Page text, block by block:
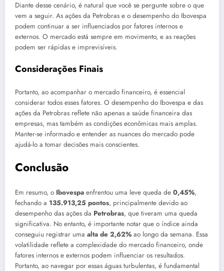
Diante desse cenário, é natural que você se pergunte sobre o que
vem a seguir. As ações da Petrobras e o desempenho do Ibovespa
podem continuar a ser influenciados por fatores internos e
externos. O mercado está sempre em movimento, e as reações
podem ser rápidas e imprevisíveis.
Considerações Finais
Portanto, ao acompanhar o mercado financeiro, é essencial
considerar todos esses fatores. O desempenho do Ibovespa e das
ações da Petrobras reflete não apenas a saúde financeira das
empresas, mas também as condições econômicas mais amplas.
Manter-se informado e entender as nuances do mercado pode
ajudá-lo a tomar decisões mais conscientes.
Conclusão
Em resumo, o Ibovespa enfrentou uma leve queda de 0,45%,
fechando a 135.913,25 pontos, principalmente devido ao
desempenho das ações da Petrobras, que tiveram uma queda
significativa. No entanto, é importante notar que o índice ainda
conseguiu registrar uma alta de 2,62% ao longo da semana. Essa
volatilidade reflete a complexidade do mercado financeiro, onde
fatores internos e externos podem influenciar os resultados.
Portanto, ao navegar por essas águas turbulentas, é fundamental